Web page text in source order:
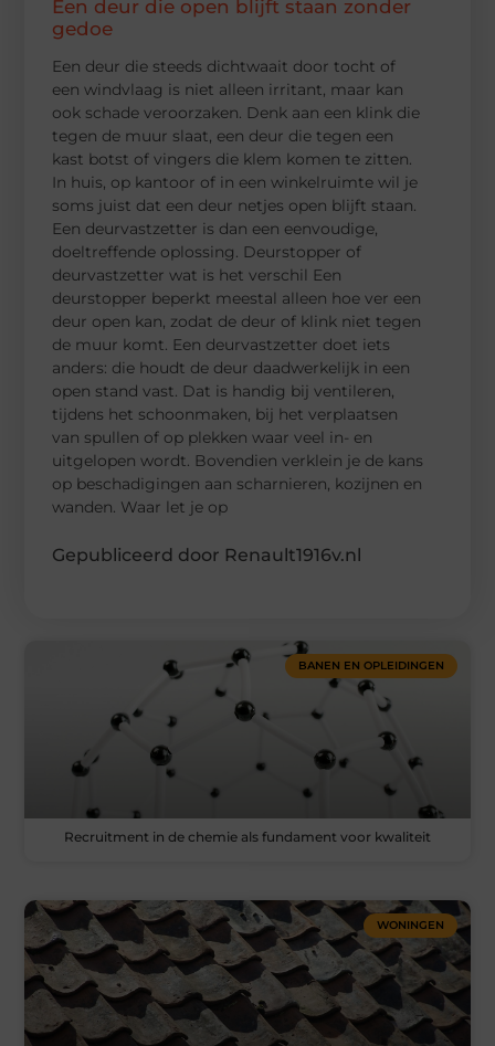
Een deur die open blijft staan zonder
gedoe
Een deur die steeds dichtwaait door tocht of
een windvlaag is niet alleen irritant, maar kan
ook schade veroorzaken. Denk aan een klink die
tegen de muur slaat, een deur die tegen een
kast botst of vingers die klem komen te zitten.
In huis, op kantoor of in een winkelruimte wil je
soms juist dat een deur netjes open blijft staan.
Een deurvastzetter is dan een eenvoudige,
doeltreffende oplossing. Deurstopper of
deurvastzetter wat is het verschil Een
deurstopper beperkt meestal alleen hoe ver een
deur open kan, zodat de deur of klink niet tegen
de muur komt. Een deurvastzetter doet iets
anders: die houdt de deur daadwerkelijk in een
open stand vast. Dat is handig bij ventileren,
tijdens het schoonmaken, bij het verplaatsen
van spullen of op plekken waar veel in- en
uitgelopen wordt. Bovendien verklein je de kans
op beschadigingen aan scharnieren, kozijnen en
wanden. Waar let je op
Gepubliceerd door Renault1916v.nl
BANEN EN OPLEIDINGEN
Recruitment in de chemie als fundament voor kwaliteit
WONINGEN